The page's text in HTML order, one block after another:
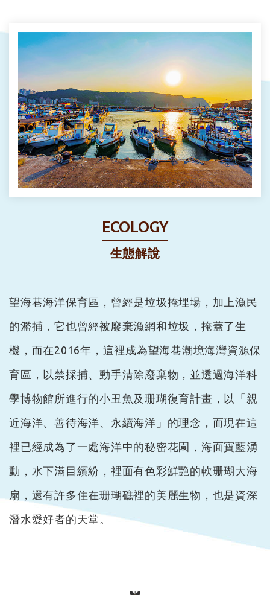
ECOLOGY
生態解說
望海巷海洋保育區，曾經是垃圾掩埋場，加上漁民
的濫捕，它也曾經被廢棄漁網和垃圾，掩蓋了生
機，而在2016年，這裡成為望海巷潮境海灣資源保
育區，以禁採捕、動手清除廢棄物，並透過海洋科
學博物館所進行的小丑魚及珊瑚復育計畫，以「親
近海洋、善待海洋、永續海洋」的理念，而現在這
裡已經成為了一處海洋中的秘密花園，海面寶藍湧
動，水下滿目繽紛，裡面有色彩鮮艷的軟珊瑚大海
扇，還有許多住在珊瑚礁裡的美麗生物，也是資深
潛水愛好者的天堂。